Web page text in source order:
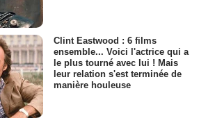
Clint Eastwood : 6 films
ensemble... Voici l'actrice qui a
le plus tourné avec lui ! Mais
leur relation s'est terminée de
manière houleuse